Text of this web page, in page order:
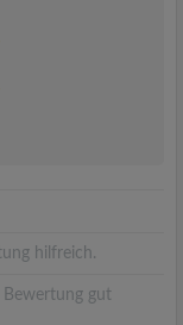
hilfreich.
Bewertung gut